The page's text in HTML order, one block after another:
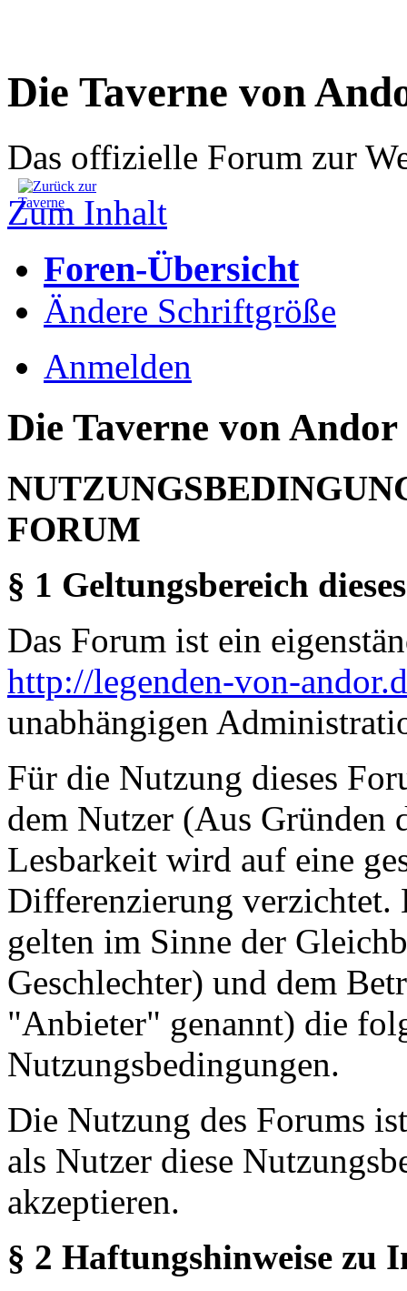
Die Taverne von
Das offizielle Forum zur
Zum Inhalt
Foren-Übersicht
Ändere Schriftgröße
Anmelden
Die Taverne von
FORUM
§ 1 Geltungsbereich
Das Forum ist ein
http://legenden-von-
unabhängigen
Für die Nutzung dieses
dem Nutzer (Aus Gründen
Lesbarkeit wird auf eine
Differenzierung verzichtet.
gelten im Sinne der
Geschlechter) und dem
"Anbieter" genannt) die
Nutzungsbedingungen.
Die Nutzung des Forums
als Nutzer diese
akzeptieren.
§ 2 Haftungshinweise zu